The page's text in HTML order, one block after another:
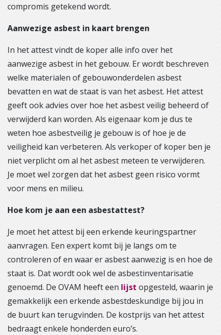
compromis getekend wordt.
Aanwezige asbest in kaart brengen
In het attest vindt de koper alle info over het
aanwezige asbest in het gebouw. Er wordt beschreven
welke materialen of gebouwonderdelen asbest
bevatten en wat de staat is van het asbest. Het attest
geeft ook advies over hoe het asbest veilig beheerd of
verwijderd kan worden. Als eigenaar kom je dus te
weten hoe asbestveilig je gebouw is of hoe je de
veiligheid kan verbeteren. Als verkoper of koper ben je
niet verplicht om al het asbest meteen te verwijderen.
Je moet wel zorgen dat het asbest geen risico vormt
voor mens en milieu.
Hoe kom je aan een asbestattest?
Je moet het attest bij een erkende keuringspartner
aanvragen. Een expert komt bij je langs om te
controleren of en waar er asbest aanwezig is en hoe de
staat is. Dat wordt ook wel de asbestinventarisatie
genoemd. De OVAM heeft een lijst opgesteld, waarin je
gemakkelijk een erkende asbestdeskundige bij jou in
de buurt kan terugvinden. De kostprijs van het attest
bedraagt enkele honderden euro’s.